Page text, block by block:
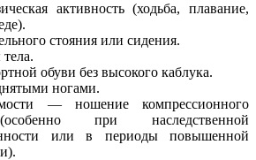
активность (ходьба, плавание,
стояния или сидения.
обуви без высокого каблука.
ногами.
— ношение компрессионного
при наследственной
или в периоды повышенной